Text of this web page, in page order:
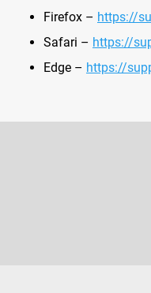
Firefox – https://
Safari – https://
Edge – https://